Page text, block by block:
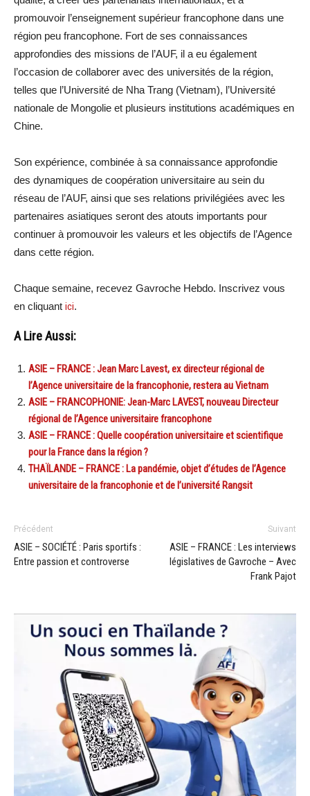
promouvoir l’enseignement supérieur francophone dans une
région peu francophone. Fort de ses connaissances
approfondies des missions de l’AUF, il a eu également
l’occasion de collaborer avec des universités de la région,
telles que l’Université de Nha Trang (Vietnam), l’Université
nationale de Mongolie et plusieurs institutions académiques en
Chine.
Son expérience, combinée à sa connaissance approfondie
des dynamiques de coopération universitaire au sein du
réseau de l’AUF, ainsi que ses relations privilégiées avec les
partenaires asiatiques seront des atouts importants pour
continuer à promouvoir les valeurs et les objectifs de l’Agence
dans cette région.
Chaque semaine, recevez Gavroche Hebdo. Inscrivez vous
en cliquant ici.
A Lire Aussi:
ASIE – FRANCE : Jean Marc Lavest, ex directeur régional de
l’Agence universitaire de la francophonie, restera au Vietnam
ASIE – FRANCOPHONIE: Jean-Marc LAVEST, nouveau Directeur
régional de l’Agence universitaire francophone
ASIE – FRANCE : Quelle coopération universitaire et scientifique
pour la France dans la région ?
THAÏLANDE – FRANCE : La pandémie, objet d’études de l’Agence
universitaire de la francophonie et de l’université Rangsit
Précédent
ASIE – SOCIÉTÉ : Paris sportifs :
Entre passion et controverse
Suivant
ASIE – FRANCE : Les interviews
législatives de Gavroche – Avec
Frank Pajot